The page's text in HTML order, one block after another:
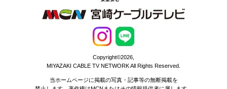
Copyright©2026,
MIYAZAKI CABLE TV NETWORK All Rights Reserved.
当ホームページに掲載の写真・記事等の無断掲載を